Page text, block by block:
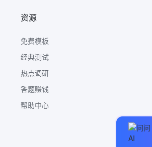
资源
免费模板
经典测试
热点调研
答题赚钱
帮助中心